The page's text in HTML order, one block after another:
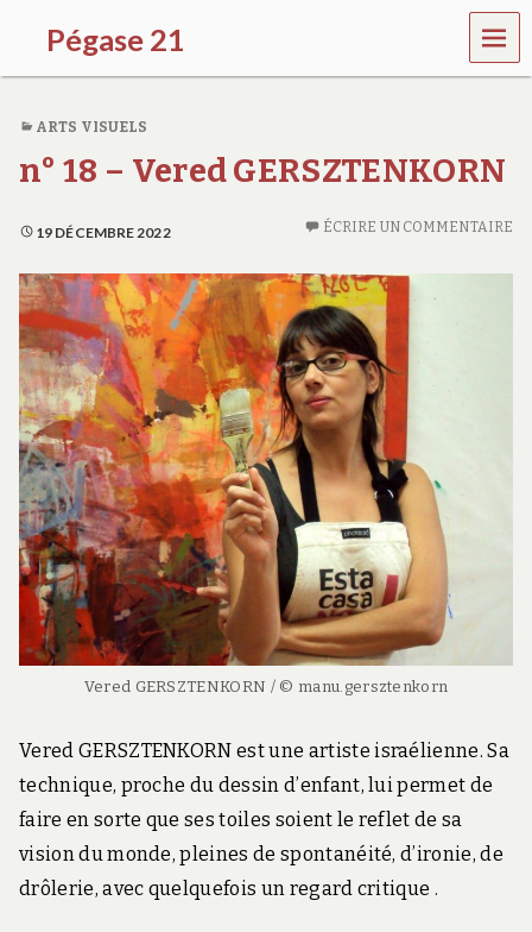
Pégase 21
MEN
U
ARTS VISUELS
n° 18 – Vered GERSZTENKORN
19 DÉCEMBRE 2022 ÉCRIRE UN COMMENTAIRE
Vered GERSZTENKORN / © manu.gersztenkorn
Vered GERSZTENKORN est une artiste israélienne. Sa
technique, proche du dessin d’enfant, lui permet de
faire en sorte que ses toiles soient le reflet de sa
vision du monde, pleines de spontanéité, d’ironie, de
drôlerie, avec quelquefois un regard critique .